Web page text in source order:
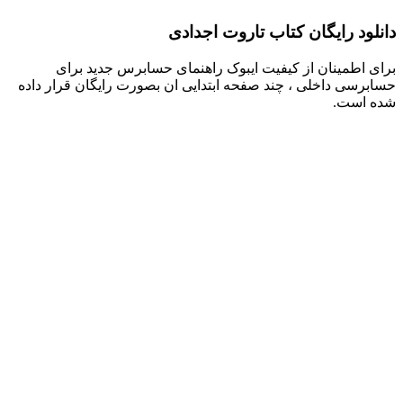
دانلود رایگان کتاب تاروت اجدادی
برای اطمینان از کیفیت ایبوک راهنمای حسابرس جدید برای
حسابرسی داخلی ، چند صفحه ابتدایی ان بصورت رایگان قرار داده
شده است.